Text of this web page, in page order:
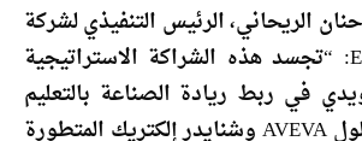
الريحاني، الرئيس التنفيذي لشركة
السويدي EDTECH: “تجسد هذه الشراكة الاستراتيجية
في ربط ريادة الصناعة بالتعليم
العالي. إن دمج حلول AVEVA وشنايدر إلكتريك المتطورة